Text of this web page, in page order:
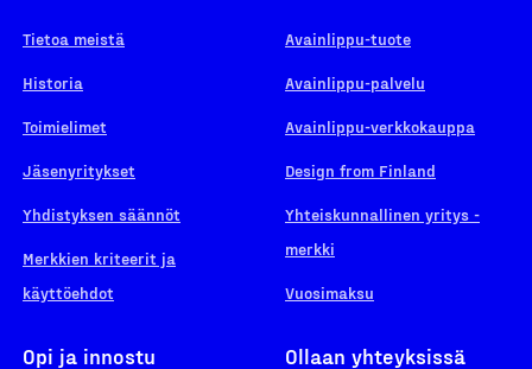
Tietoa meistä
Historia
Toimielimet
Jäsenyritykset
Yhdistyksen säännöt
Merkkien kriteerit ja
käyttöehdot
Avainlippu-tuote
Avainlippu-palvelu
Avainlippu-verkkokauppa
Design from Finland
Yhteiskunnallinen yritys -
merkki
Vuosimaksu
Opi ja innostu Ollaan yhteyksissä